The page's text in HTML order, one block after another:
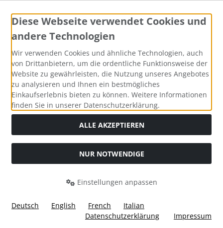
Zahlungsmethoden
Social Media
Widerrufsformular
Diese Webseite verwendet Cookies und
andere Technologien
Wir verwenden Cookies und ähnliche Technologien, auch
von Drittanbietern, um die ordentliche Funktionsweise der
Website zu gewährleisten, die Nutzung unseres Angebotes
zu analysieren und Ihnen ein bestmögliches
Einkaufserlebnis bieten zu können. Weitere Informationen
finden Sie in unserer Datenschutzerklärung.
ALLE AKZEPTIEREN
NUR NOTWENDIGE
Einstellungen anpassen
Deutsch English French
Italian
Datenschutzerklärung
Impressum